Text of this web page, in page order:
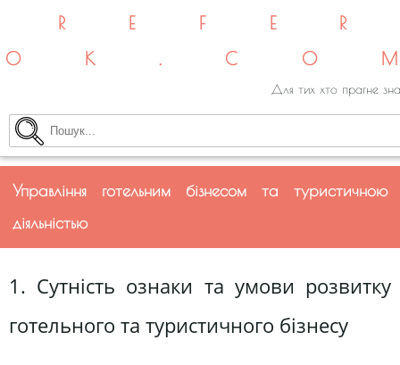
Для тих хто прагне
Управління готельним бізнесом та туристичною
діяльністью
1. Сутність ознаки та умови розвитку
готельного та туристичного бізнесу